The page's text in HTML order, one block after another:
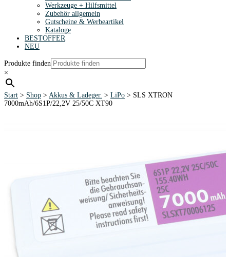
Werkzeuge + Hilfsmittel
Zubehör allgemein
Gutscheine & Werbeartikel
Kataloge
BESTOFFER
NEU
Produkte finden
×
Start > Shop > Akkus & Ladeger. > LiPo > SLS XTRON
7000mAh/6S1P/22,2V 25/50C XT90